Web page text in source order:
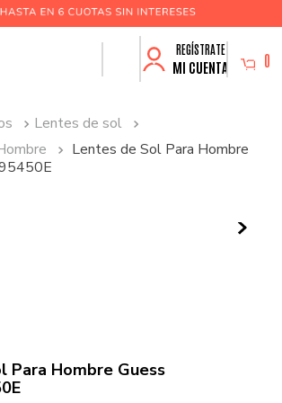
MI CUENTA 0
Lentes de sol
Lentes de Sol Para Hombre
Para Hombre Guess